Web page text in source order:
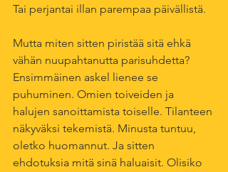
Tai perjantai illan parempaa päivällistä.
Mutta miten sitten piristää sitä ehkä
vähän nuupahtanutta parisuhdetta?
Ensimmäinen askel lienee se
puhuminen. Omien toiveiden ja
halujen sanoittamista toiselle. Tilanteen
näkyväksi tekemistä. Minusta tuntuu,
oletko huomannut. Ja sitten
ehdotuksia mitä sinä haluaisit. Olisiko